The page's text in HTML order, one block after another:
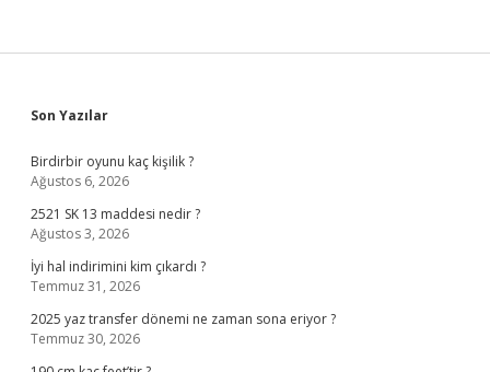
Sidebar
Son Yazılar
Birdirbir oyunu kaç kişilik ?
Ağustos 6, 2026
2521 SK 13 maddesi nedir ?
Ağustos 3, 2026
İyi hal indirimini kim çıkardı ?
Temmuz 31, 2026
2025 yaz transfer dönemi ne zaman sona eriyor ?
Temmuz 30, 2026